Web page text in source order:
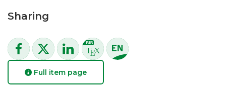
Sharing
Full item page